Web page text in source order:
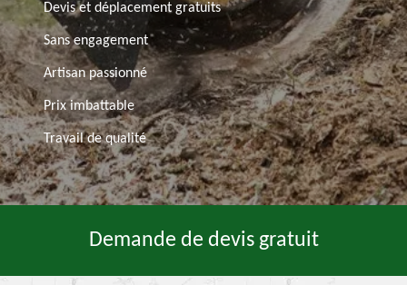
Devis et déplacement gratuits
Sans engagement
Artisan passionné
Prix imbattable
Travail de qualité
Demande de devis gratuit